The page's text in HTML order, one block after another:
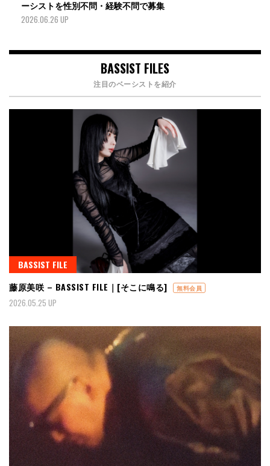
ーシストを性別不問・経験不問で募集
2026.06.26 UP
BASSIST FILES
注目のベーシストを紹介
BASSIST FILE
藤原美咲 – BASSIST FILE｜[そこに鳴る]
無料会員
2026.05.25 UP